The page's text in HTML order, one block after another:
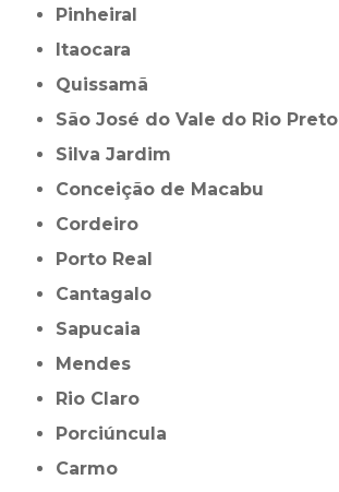
Pinheiral
Itaocara
Quissamã
São José do Vale do Rio Preto
Silva Jardim
Conceição de Macabu
Cordeiro
Porto Real
Cantagalo
Sapucaia
Mendes
Rio Claro
Porciúncula
Carmo